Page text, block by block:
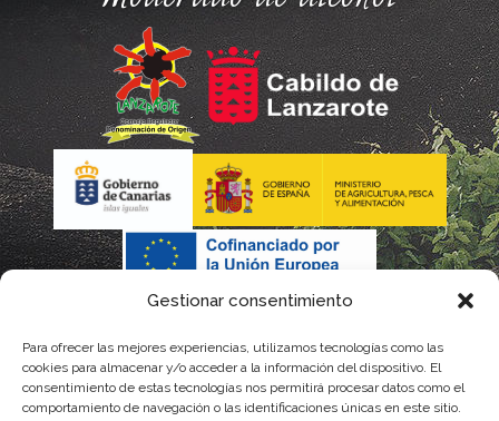
Gestionar consentimiento
Para ofrecer las mejores experiencias, utilizamos tecnologías como las
cookies para almacenar y/o acceder a la información del dispositivo. El
consentimiento de estas tecnologías nos permitirá procesar datos como el
comportamiento de navegación o las identificaciones únicas en este sitio.